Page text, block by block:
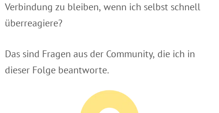
Verbindung zu bleiben, wenn ich selbst schnell
überreagiere?
Das sind Fragen aus der Community, die ich in
dieser Folge beantworte.